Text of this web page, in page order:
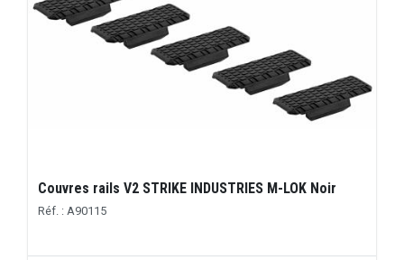
Couvres rails V2 STRIKE INDUSTRIES M-LOK Noir
Réf. : A90115